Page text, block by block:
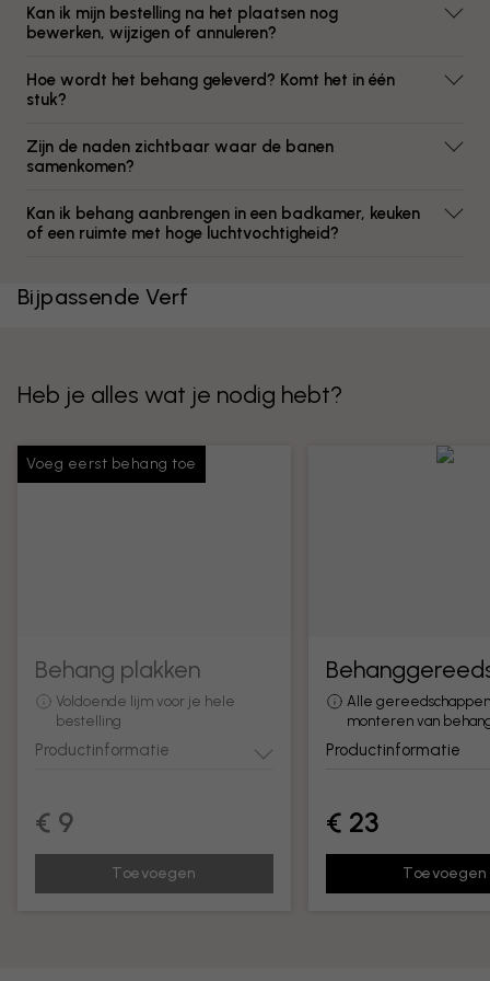
Kan ik mijn bestelling na het plaatsen nog
bewerken, wijzigen of annuleren?
Hoe wordt het behang geleverd? Komt het in één
stuk?
Zijn de naden zichtbaar waar de banen
samenkomen?
Kan ik behang aanbrengen in een badkamer, keuken
of een ruimte met hoge luchtvochtigheid?
Bijpassende Verf
Heb je alles wat je nodig hebt?
Voeg eerst behang toe
Behang plakken
Voldoende lijm voor je hele
bestelling
Productinformatie
€ 9
Toevoegen
Alle
monteren van
Productinformatie
€ 23
Toevoegen